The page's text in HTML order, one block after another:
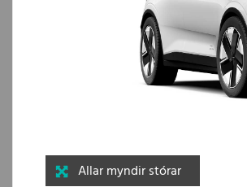
Allar myndir stórar